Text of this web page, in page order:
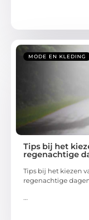
MODE EN KLEDING
Tips bij het
regenachtige
Tips bij het kiezen
regenachtige
...